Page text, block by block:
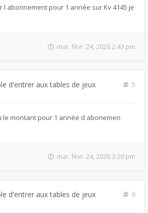
l abonnement pour 1 année sur Kv 4145 je
mar. févr. 24, 2026 2:43 pm
d'entrer aux tables de jeux
5
le montant pour 1 année d abonemen
mar. févr. 24, 2026 3:20 pm
d'entrer aux tables de jeux
6